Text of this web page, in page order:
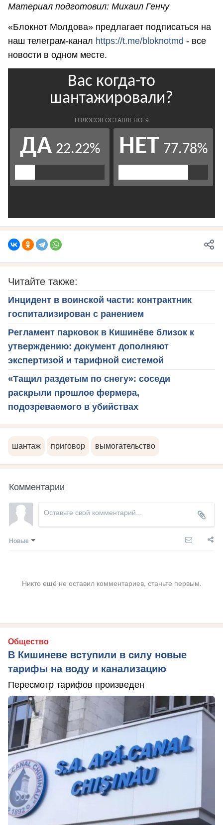
Материал подготовил: Михаил Генчу
«Блокнот Молдова» предлагает подписаться на
наш телеграм-канал https://t.me/bloknotmd - все
новости в одном месте.
Читайте также:
Инцидент в воинской части: контрактник
госпитализирован с ранением
Регламент парковок в Кишинёве близок к
утверждению: документ дополняют
экспертизой и тарифной системой
«Тащил раздетым по снегу»: соседи
раскрыли прошлое фермера,
подозреваемого в убийствах
шантаж приговор вымогательство
Комментарии
Новые
Никто ещё не оставил комментариев, станьте первым.
Общество
В Кишиневе вступили в силу новые
тарифы на воду и канализацию
Пересмотр тарифов произведен